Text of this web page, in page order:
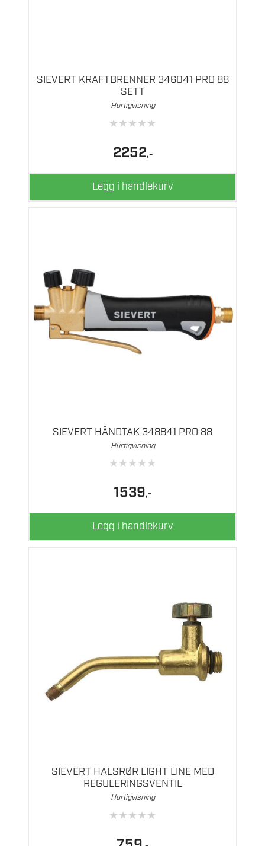
SIEVERT KRAFTBRENNER 346041 PRO 88
SETT
Hurtigvisning
★★★★★
2252,-
Legg i handlekurv
SIEVERT HÅNDTAK 348841 PRO 88
Hurtigvisning
★★★★★
1539,-
Legg i handlekurv
SIEVERT HALSRØR LIGHT LINE MED
REGULERINGSVENTIL
Hurtigvisning
★★★★★